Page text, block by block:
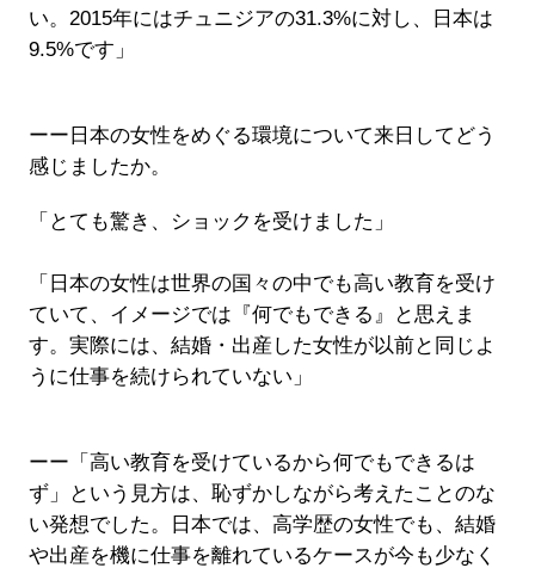
い。2015年にはチュニジアの31.3%に対し、日本は
9.5%です」
ーー日本の女性をめぐる環境について来日してどう
感じましたか。
「とても驚き、ショックを受けました」
「日本の女性は世界の国々の中でも高い教育を受け
ていて、イメージでは『何でもできる』と思えま
す。実際には、結婚・出産した女性が以前と同じよ
うに仕事を続けられていない」
ーー「高い教育を受けているから何でもできるは
ず」という見方は、恥ずかしながら考えたことのな
い発想でした。日本では、高学歴の女性でも、結婚
や出産を機に仕事を離れているケースが今も少なく